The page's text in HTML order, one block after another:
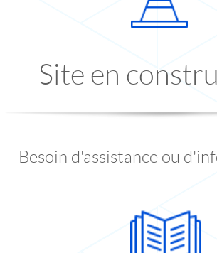
Site en
Besoin d'assistance ou